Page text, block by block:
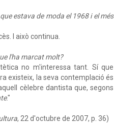
estava de moda el 1968 i el més
I això continua.
l'ha marcat molt?
no m'interessa tant. Sí que
existeix, la seva contemplació és
cèlebre dantista que, segons
."
, 22 d'octubre de 2007, p. 36)